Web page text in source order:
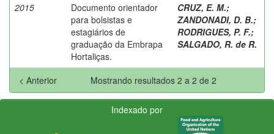
2015
Documento orientador
para bolsistas e
estagiários de
graduação da Embrapa
Hortaliças.
CRUZ, E. M.;
ZANDONADI, D. B.;
RODRIGUES, P. F.;
SALGADO, R. de R.
Mostrando resultados 2 a 2 de 2
< Anterior
Indexado por